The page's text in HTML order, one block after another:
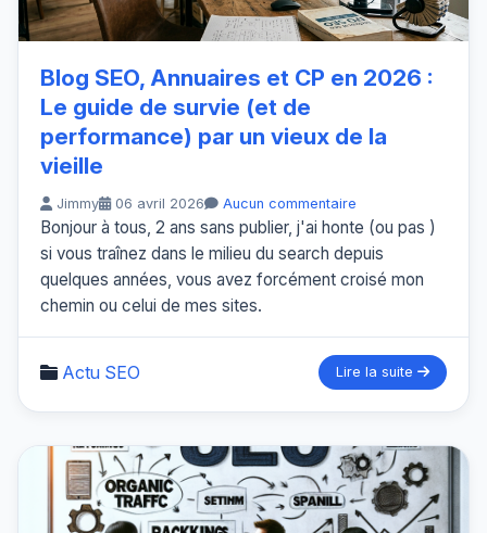
Blog SEO, Annuaires et CP en 2026 :
Le guide de survie (et de
performance) par un vieux de la
vieille
Jimmy 06 avril 2026 Aucun commentaire
Bonjour à tous, 2 ans sans publier, j'ai honte (ou pas )
si vous traînez dans le milieu du search depuis
quelques années, vous avez forcément croisé mon
chemin ou celui de mes sites.
Actu SEO Lire la suite